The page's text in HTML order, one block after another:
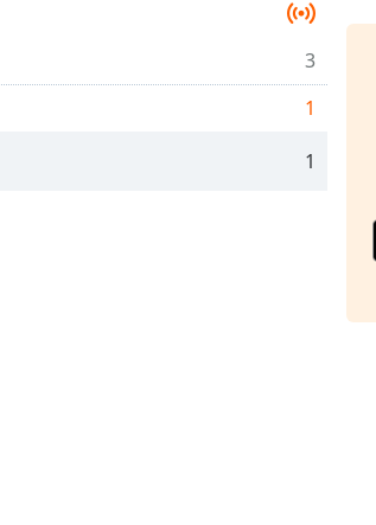
3
1
1